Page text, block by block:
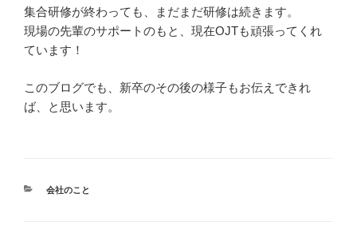
集合研修が終わっても、まだまだ研修は続きます。
現場の先輩のサポートのもと、現在OJTも頑張ってくれ
ています！
このブログでも、新卒のその後の様子もお伝えできれ
ば、と思います。
カ
会社のこと